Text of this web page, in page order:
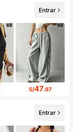
Entrar
S/47.97
Entrar